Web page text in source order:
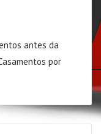
antes da
por